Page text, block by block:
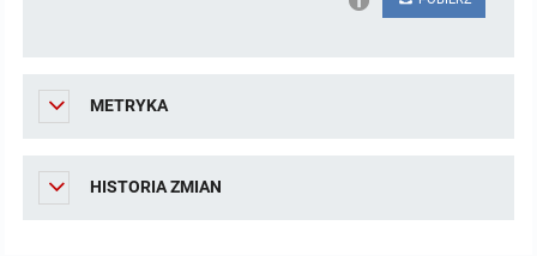
METRYKA
HISTORIA ZMIAN